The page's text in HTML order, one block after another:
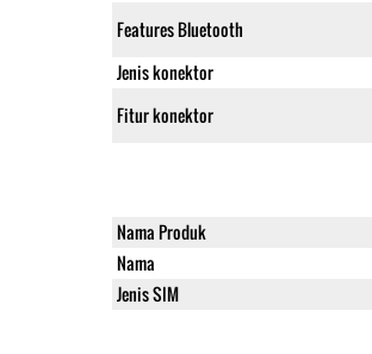
Features Bluetooth
Jenis konektor
Fitur konektor
Nama Produk
Nama
Jenis SIM